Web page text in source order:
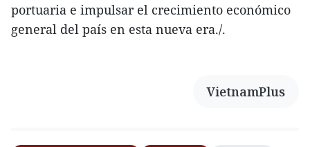
portuaria e impulsar el crecimiento económico
general del país en esta nueva era./.
VietnamPlus